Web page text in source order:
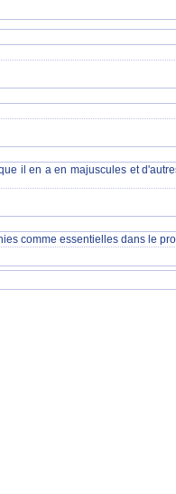
il en a en majuscules et
comme essentielles dans le